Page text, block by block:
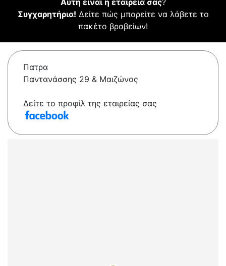
Αυτή είναι η εταιρεία σας?
Συγχαρητήρια! Δείτε πώς μπορείτε να λάβετε το
πακέτο βραβείων!
Πατρα
Παντανάσσης 29 & Μαιζώνος
Δείτε το προφίλ της εταιρείας σας